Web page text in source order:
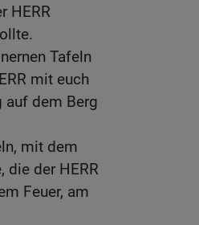
HERR
Tafeln
mit euch
auf dem Berg
mit dem
die der HERR
Feuer, am